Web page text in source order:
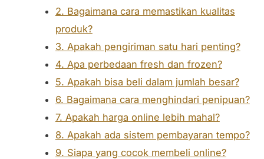
2. Bagaimana cara memastikan kualitas
produk?
3. Apakah pengiriman satu hari penting?
4. Apa perbedaan fresh dan frozen?
5. Apakah bisa beli dalam jumlah besar?
6. Bagaimana cara menghindari penipuan?
7. Apakah harga online lebih mahal?
8. Apakah ada sistem pembayaran tempo?
9. Siapa yang cocok membeli online?